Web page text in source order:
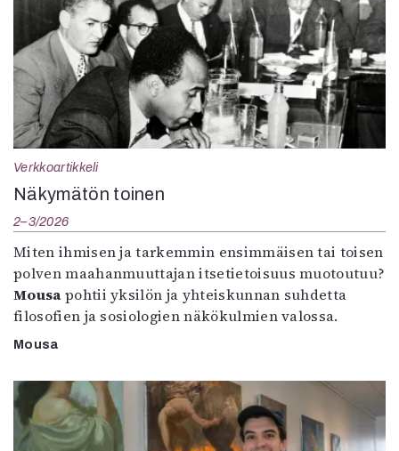
Verkkoartikkeli
Näkymätön toinen
2–3/2026
Miten ihmisen ja tarkemmin ensimmäisen tai toisen
polven maahanmuuttajan itsetietoisuus muotoutuu?
Mousa pohtii yksilön ja yhteiskunnan suhdetta
filosofien ja sosiologien näkökulmien valossa.
Mousa